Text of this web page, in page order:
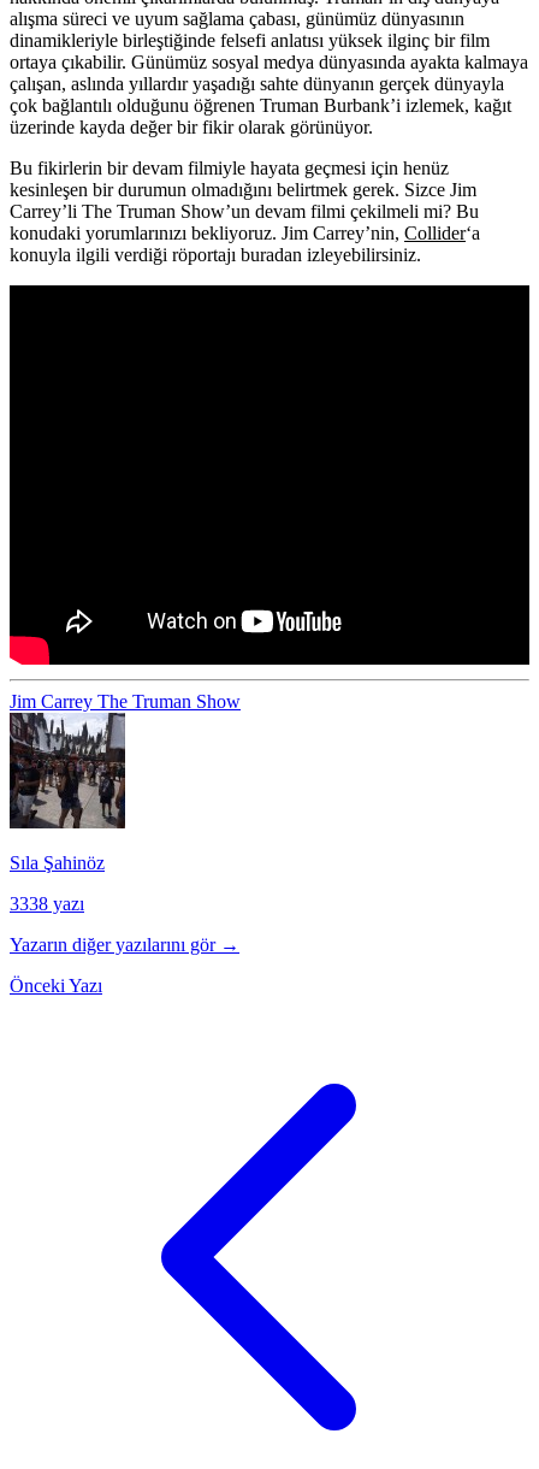
alışma süreci ve uyum sağlama çabası, günümüz dünyasının
dinamikleriyle birleştiğinde felsefi anlatısı yüksek ilginç bir film
ortaya çıkabilir. Günümüz sosyal medya dünyasında ayakta kalmaya
çalışan, aslında yıllardır yaşadığı sahte dünyanın gerçek dünyayla
çok bağlantılı olduğunu öğrenen Truman Burbank’i izlemek, kağıt
üzerinde kayda değer bir fikir olarak görünüyor.
Bu fikirlerin bir devam filmiyle hayata geçmesi için henüz
kesinleşen bir durumun olmadığını belirtmek gerek. Sizce Jim
Carrey’li The Truman Show’un devam filmi çekilmeli mi? Bu
konudaki yorumlarınızı bekliyoruz. Jim Carrey’nin, Collider‘a
konuyla ilgili verdiği röportajı buradan izleyebilirsiniz.
Jim Carrey The Truman Show
Sıla Şahinöz
3338 yazı
Yazarın diğer yazılarını gör →
Önceki Yazı